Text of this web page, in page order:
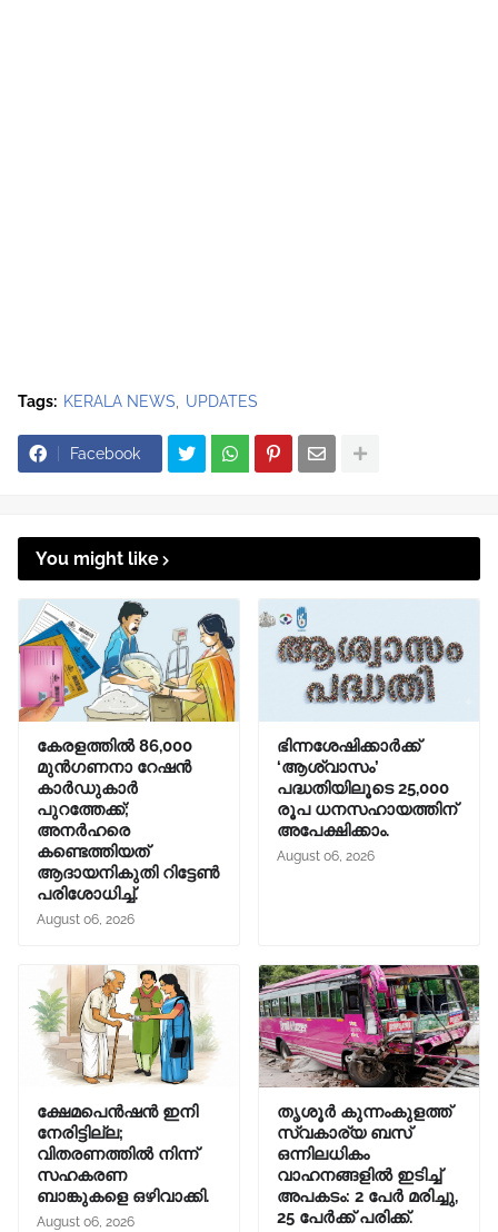
Tags: KERALA NEWS UPDATES
Facebook
You might like
കേരളത്തിൽ 86,000
മുൻഗണനാ റേഷൻ
കാർഡുകാർ
പുറത്തേക്ക്;
അനർഹരെ
കണ്ടെത്തിയത്
ആദായനികുതി റിട്ടേൺ
പരിശോധിച്ച്.
August 06, 2026
ഭിന്നശേഷിക്കാർക്ക്
‘ആശ്വാസം’
പദ്ധതിയിലൂടെ 25,000
രൂപ ധനസഹായത്തിന്
അപേക്ഷിക്കാം.
August 06, 2026
ക്ഷേമപെൻഷൻ ഇനി
നേരിട്ടില്ല;
വിതരണത്തിൽ നിന്ന്
സഹകരണ
ബാങ്കുകളെ ഒഴിവാക്കി.
August 06, 2026
തൃശൂർ കുന്നംകുളത്ത്
സ്വകാര്യ ബസ്
ഒന്നിലധികം
വാഹനങ്ങളിൽ ഇടിച്ച്
അപകടം: 2 പേർ മരിച്ചു,
25 പേർക്ക് പരിക്ക്.